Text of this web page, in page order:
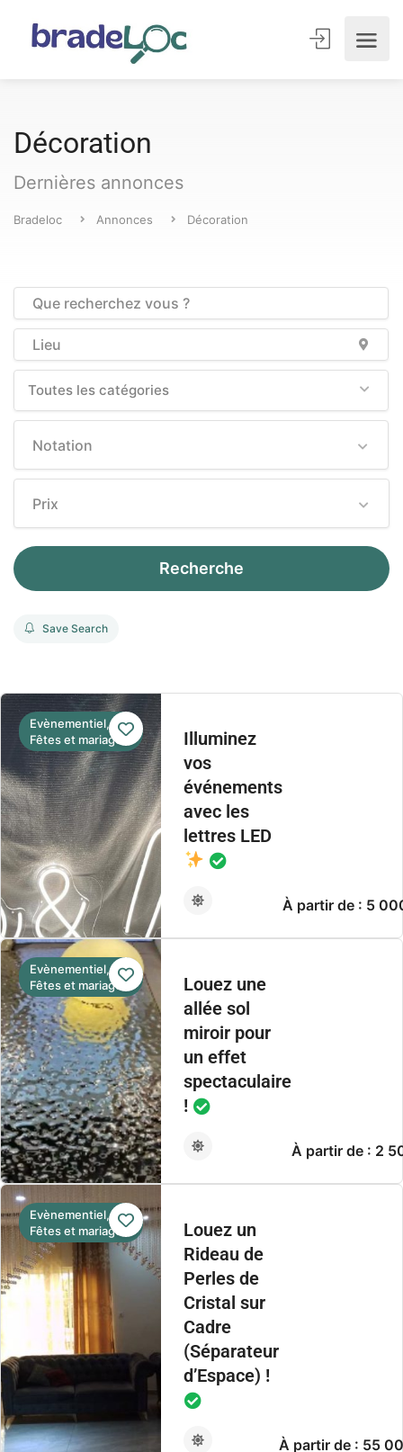
Décoration
Dernières annonces
Bradeloc Annonces Décoration
Toutes les catégories
Notation
Prix
Recherche
Save Search
Evènementiel,
Fêtes et mariage
Illuminez
vos
événements
avec les
lettres LED
À partir de : 5
Evènementiel,
Fêtes et mariage
Louez une
allée sol
miroir pour
un effet
spectaculaire
!
À partir de : 2
Evènementiel,
Fêtes et mariage
Louez un
Rideau de
Perles de
Cristal sur
Cadre
(Séparateur
d’Espace) !
À partir de : 55